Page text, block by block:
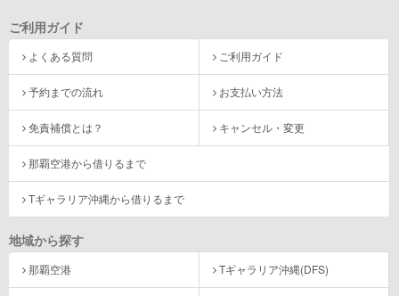
ご利用ガイド
よくある質問 ご利用ガイド
予約までの流れ お支払い方法
免責補償とは？ キャンセル・変更
那覇空港から借りるまで
Tギャラリア沖縄から借りるまで
地域から探す
那覇空港 Tギャラリア沖縄(DFS)